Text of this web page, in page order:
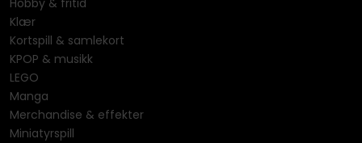
Hobby & fritid
Klær
Kortspill & samlekort
KPOP & musikk
LEGO
Manga
Merchandise & effekter
Miniatyrspill